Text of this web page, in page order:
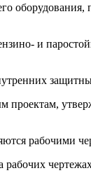
и
проектам,
рабочими
рабочих